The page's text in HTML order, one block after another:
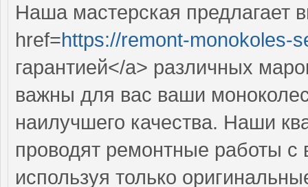
Наша мастерская предлагает
href=https://remont-monokoles-
гарантией</a> различных
важны для вас ваши
наилучшего качества. Наши
проводят ремонтные работы с
используя только